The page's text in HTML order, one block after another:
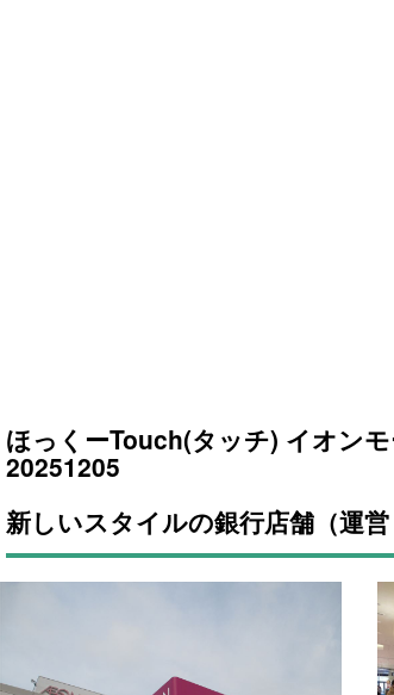
ほっくーTouch(タッチ) イオン
20251205
新しいスタイルの銀行店舗（運